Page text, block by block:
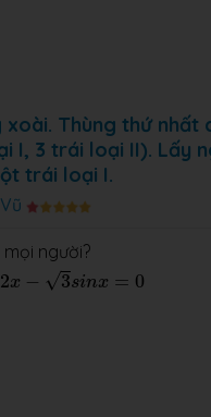
xoài. Thùng thứ
I, 3 trái loại II). Lấy
trái loại I.
người?
2x − √3sinx = 0
2 nx 0